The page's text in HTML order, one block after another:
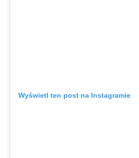
Wyświetl ten post na Instagramie